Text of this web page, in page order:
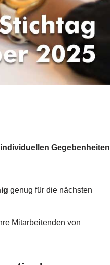
individuellen Gegebenheiten
genug für die nächsten
Mitarbeitenden von